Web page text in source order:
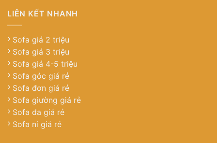
LIÊN KẾT NHANH
Sofa giá 2 triệu
Sofa giá 3 triệu
Sofa giá 4-5 triệu
Sofa góc giá rẻ
Sofa đơn giá rẻ
Sofa giường giá rẻ
Sofa da giá rẻ
Sofa nỉ giá rẻ